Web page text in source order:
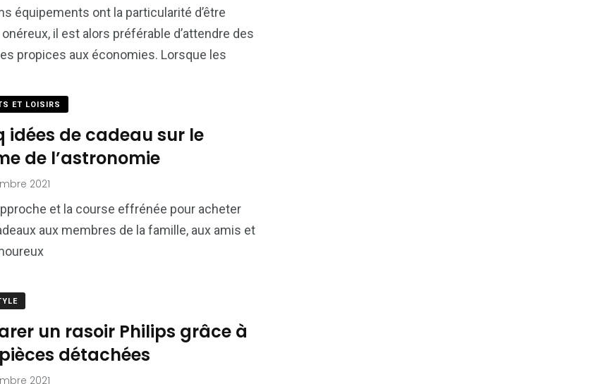
équipements ont la particularité d’être
il est alors préférable d’attendre des
propices aux économies. Lorsque les
ET LOISIRS
idées de cadeau sur le
de l’astronomie
2021
et la course effrénée pour acheter
aux membres de la famille, aux amis et
un rasoir Philips grâce à
détachées
2021